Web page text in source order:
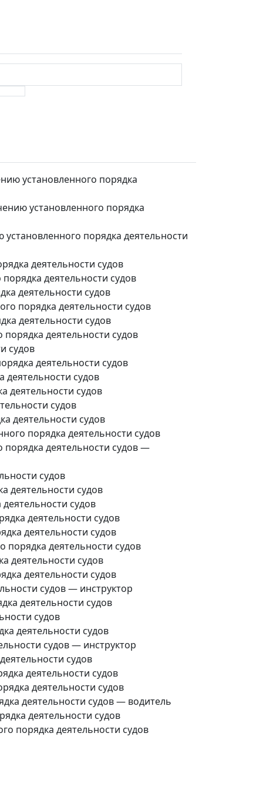
установленного порядка
установленного порядка
порядка деятельности
деятельности судов
деятельности судов
деятельности судов
порядка деятельности судов
деятельности судов
деятельности судов
судов
деятельности судов
судов
деятельности судов
судов
деятельности судов
порядка деятельности судов
деятельности судов —
судов
деятельности судов
судов
деятельности судов
деятельности судов
деятельности судов
деятельности судов
деятельности судов
судов — инструктор
деятельности судов
судов
деятельности судов
судов — инструктор
судов
деятельности судов
деятельности судов
деятельности судов — водитель
деятельности судов
порядка деятельности судов